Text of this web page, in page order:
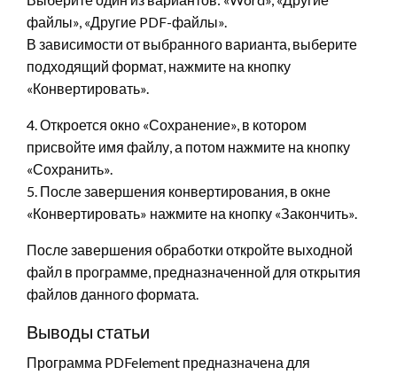
файлы», «Другие PDF-файлы».
В зависимости от выбранного варианта, выберите
подходящий формат, нажмите на кнопку
«Конвертировать».
4. Откроется окно «Сохранение», в котором
присвойте имя файлу, а потом нажмите на кнопку
«Сохранить».
5. После завершения конвертирования, в окне
«Конвертировать» нажмите на кнопку «Закончить».
После завершения обработки откройте выходной
файл в программе, предназначенной для открытия
файлов данного формата.
Выводы статьи
Программа PDFelement предназначена для